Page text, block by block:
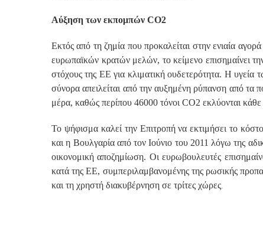
Αύξηση των εκπομπών CO2
Εκτός από τη ζημία που προκαλείται στην ενιαία
ευρωπαϊκών κρατών μελών, το κείμενο επισημαίνει
στόχους της ΕΕ για κλιματική ουδετερότητα. Η
σύνορα απειλείται από την αυξημένη ρύπανση από τα
μέρα, καθώς περίπου 46000 τόνοι CO2 εκλύονται
Το ψήφισμα καλεί την Επιτροπή να εκτιμήσει το
και η Βουλγαρία από τον Ιούνιο του 2011 λόγω της
οικονομική αποζημίωση. Οι ευρωβουλευτές
κατά της ΕΕ, συμπεριλαμβανομένης της ρωσικής
και τη χρηστή διακυβέρνηση σε τρίτες χώρες.